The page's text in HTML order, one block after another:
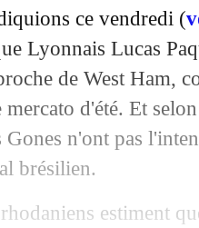
ce vendredi (
Lyonnais Lucas
de West Ham,
d'été. Et
n'ont pas
brésilien.
estiment
West Ham pour
des jours
Clement montre ses
pas de rester